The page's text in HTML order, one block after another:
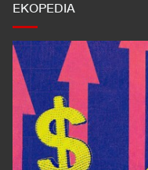
EKOPEDIA